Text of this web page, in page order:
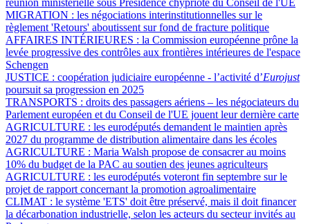
MIGRATION : les négociations interinstitutionnelles sur le
règlement 'Retours' aboutissent sur fond de fracture politique
AFFAIRES INTÉRIEURES : la Commission européenne prône la
levée progressive des contrôles aux frontières intérieures de l'espace
Schengen
JUSTICE : coopération judiciaire européenne - l’activité d’Eurojust
poursuit sa progression en 2025
TRANSPORTS : droits des passagers aériens – les négociateurs du
Parlement européen et du Conseil de l'UE jouent leur dernière carte
AGRICULTURE : les eurodéputés demandent le maintien après
2027 du programme de distribution alimentaire dans les écoles
AGRICULTURE : Maria Walsh propose de consacrer au moins
10% du budget de la PAC au soutien des jeunes agriculteurs
AGRICULTURE : les eurodéputés voteront fin septembre sur le
projet de rapport concernant la promotion agroalimentaire
CLIMAT : le système 'ETS' doit être préservé, mais il doit financer
la décarbonation industrielle, selon les acteurs du secteur invités au